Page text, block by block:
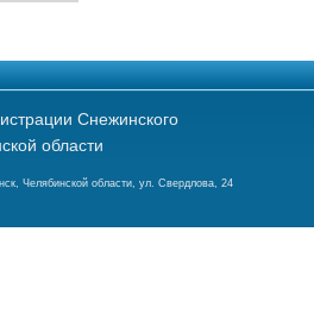
Снежинского
области
Челябинской области, ул. Свердлова, 24